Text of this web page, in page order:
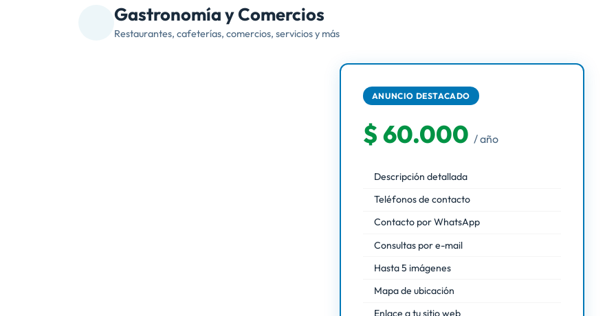
Gastronomía y Comercios
Restaurantes, cafeterías, comercios, servicios y más
ANUNCIO DESTACADO
$ 60.000 / año
Descripción detallada
Teléfonos de contacto
Contacto por WhatsApp
Consultas por e-mail
Hasta 5 imágenes
Mapa de ubicación
Enlace a tu sitio web